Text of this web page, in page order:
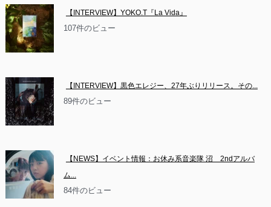
【INTERVIEW】YOKO.T『La Vida』
107件のビュー
【INTERVIEW】黒色エレジー、27年ぶりリリース。その...
89件のビュー
【NEWS】イベント情報：お休み系音楽隊 沼　2ndアルバ
ム...
84件のビュー